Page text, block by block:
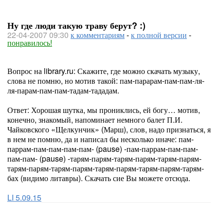
Ну где люди такую траву берут? :)
22-04-2007 09:30 к комментариям-к полной версии -
понравилось!
Вопрос на library.ru: Скажите, где можно скачать музыку,
слова не помню, но мотив такой: пам-парарам-пам-пам-ля-
ля-парам-пам-пам-тадам-тададам.
Ответ: Хорошая шутка, мы прониклись, ей богу… мотив,
конечно, знакомый, напоминает немного балет П.И.
Чайковского «Щелкунчик» (Марш), слов, надо признаться, я
в нем не помню, да и написал бы несколько иначе: пам-
паррам-пам-пам-пам-пам- (pause) -пам-паррам-пам-пам-
пам-пам- (pause) -тарям-парям-тарям-парям-тарям-парям-
тарям-парям-тарям-парям-тарям-парям-тарям-парям-тарям-
бах (видимо литавры). Скачать сие Вы можете отсюда.
LI 5.09.15